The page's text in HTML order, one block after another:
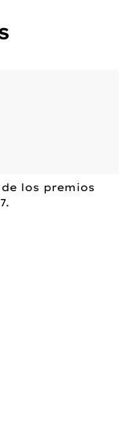
de los premios